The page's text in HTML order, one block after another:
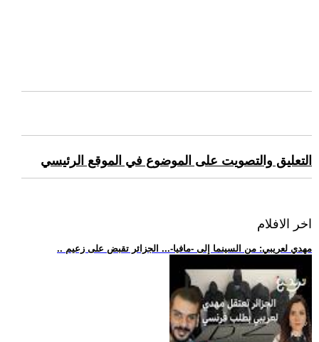
التعليق والتصويت على الموضوع في الموقع الرئيسي
اخر الافلام
.. مهدي لعريبي: من السينما إلى -مافيا-... الجزائر تقبض على زعيم